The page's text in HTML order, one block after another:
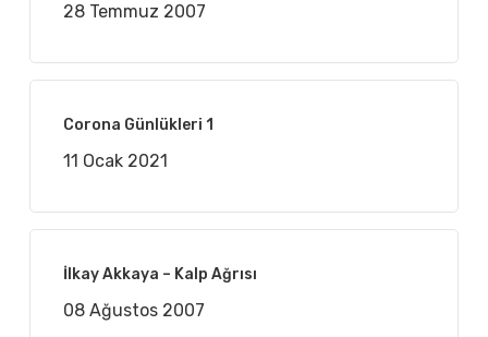
28 Temmuz 2007
Corona Günlükleri 1
11 Ocak 2021
İlkay Akkaya – Kalp Ağrısı
08 Ağustos 2007